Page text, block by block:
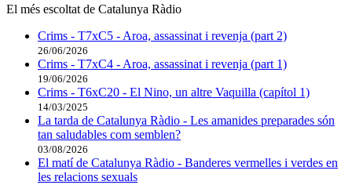
El més escoltat de Catalunya Ràdio
Crims - T7xC5 - Aroa, assassinat i revenja (part 2)
26/06/2026
Crims - T7xC4 - Aroa, assassinat i revenja (part 1)
19/06/2026
Crims - T6xC20 - El Nino, un altre Vaquilla (capítol 1)
14/03/2025
La tarda de Catalunya Ràdio - Les amanides preparades són
tan saludables com semblen?
03/08/2026
El matí de Catalunya Ràdio - Banderes vermelles i verdes en
les relacions sexuals